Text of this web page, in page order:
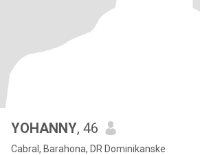
YOHANNY, 46
Cabral, Barahona, DR Dominikanske